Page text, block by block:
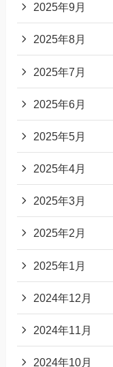
2025年9月
2025年8月
2025年7月
2025年6月
2025年5月
2025年4月
2025年3月
2025年2月
2025年1月
2024年12月
2024年11月
2024年10月